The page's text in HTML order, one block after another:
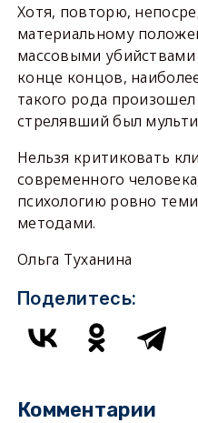
Хотя, повторю,
материальному
массовыми
конце концов,
такого рода
стрелявший был
Нельзя критиковать
современного
психологию ровно
методами.
Ольга Туханина
Поделитесь:
Комментарии